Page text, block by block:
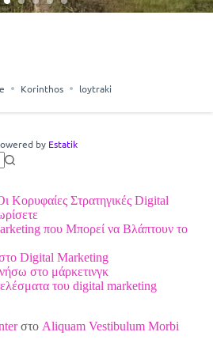
Korinthos loytraki
by Estatik
Κορυφαίες Στρατηγικές Digital
που Μπορεί να Βλάπτουν το
Digital Marketing
στο μάρκετινγκ
του digital marketing
στο Aliquam Vestibulum Morbi